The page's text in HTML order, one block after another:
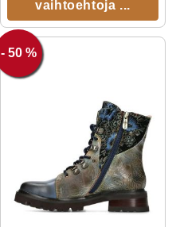
vaihtoehtoja ...
- 50 %